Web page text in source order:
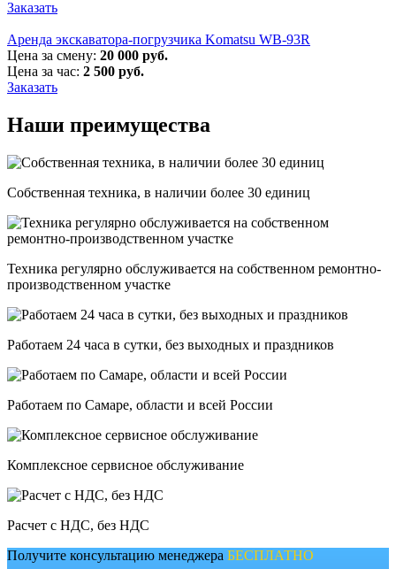
Заказать
Аренда экскаватора-погрузчика Komatsu WB-93R
Цена за смену: 20 000 руб.
Цена за час: 2 500 руб.
Заказать
Наши преимущества
Собственная техника, в наличии более 30 единиц
Техника регулярно обслуживается на собственном ремонтно-
производственном участке
Работаем 24 часа в сутки, без выходных и праздников
Работаем по Самаре, области и всей России
Комплексное сервисное обслуживание
Расчет с НДС, без НДС
Получите консультацию менеджера БЕСПЛАТНО